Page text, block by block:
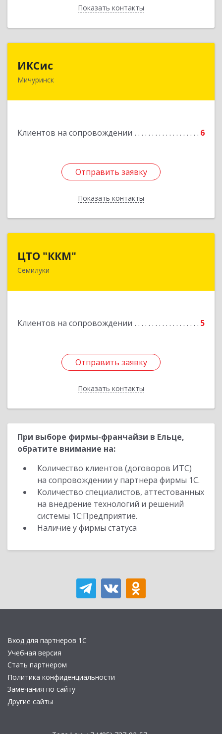
Показать контакты
Назад
ИКСис
Мичуринск
Клиентов на сопровождении 6
Отправить заявку
Показать контакты
Отправить заявку
Назад
ЦТО "ККМ"
Семилуки
Клиентов на сопровождении 5
Отправить заявку
Показать контакты
Отправить заявку
Назад
При выборе фирмы-франчайзи в Ельце,
обратите внимание на:
Количество клиентов (договоров ИТС)
на сопровождении у партнера фирмы 1С.
Количество специалистов, аттестованных
на внедрение технологий и решений
системы 1С:Предприятие.
Наличие у фирмы статуса
Вход для партнеров 1С
Учебная версия
Стать партнером
Политика конфиденциальности
Замечания по сайту
Другие сайты